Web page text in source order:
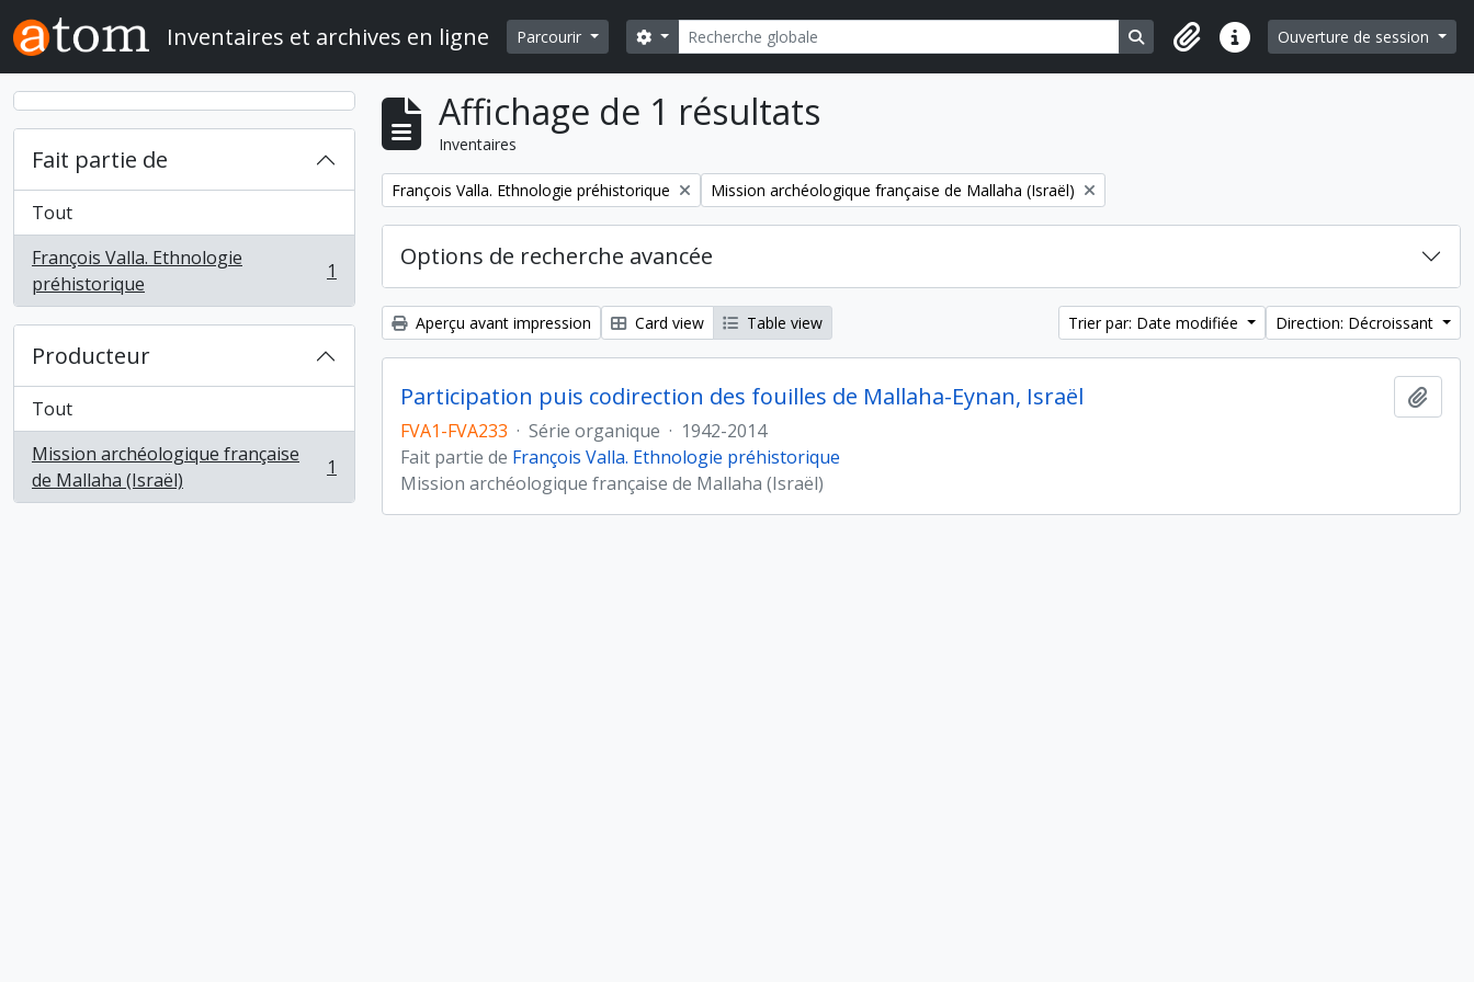
Skip to main content
Inventaires et archives en ligne Parcourir Rechercher
Search options Search in browse page
Liens rapidesOuverture de session
Fait partie de
Tout
François Valla. Ethnologie
préhistorique
, 1 résultats 1
Producteur
Tout
Mission archéologique française
de Mallaha (Israël)
, 1 résultats 1
Affichage de 1 résultats
Inventaires
Remove filter:
François Valla. Ethnologie préhistorique Remove filter:
Mission archéologique française de Mallaha (Israël)
Options de recherche avancée
Aperçu avant impression Card view Table view Trier par: Date modifiée Direction: Décroissant
Participation puis codirection des fouilles de Mallaha-Eynan, Israël
FVA1-FVA233 · Série organique · 1942-2014
Fait partie de François Valla. Ethnologie préhistorique
Mission archéologique française de Mallaha (Israël)